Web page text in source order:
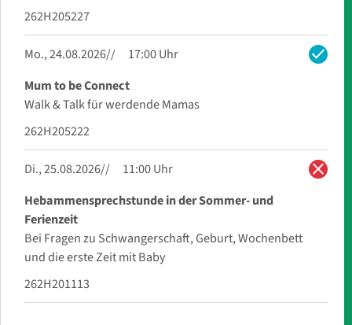
262H205227
check
Mo., 24.08.2026
17:00 Uhr
Mum to be Connect
Walk & Talk für werdende Mamas
262H205222
close
Di., 25.08.2026
11:00 Uhr
Hebammensprechstunde in der Sommer- und
Ferienzeit
Bei Fragen zu Schwangerschaft, Geburt, Wochenbett
und die erste Zeit mit Baby
262H201113